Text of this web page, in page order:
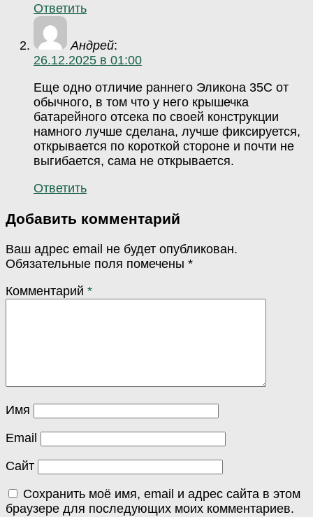
Ответить
Андрей:
26.12.2025 в 01:00
Еще одно отличие раннего Эликона 35С от
обычного, в том что у него крышечка
батарейного отсека по своей конструкции
намного лучше сделана, лучше фиксируется,
открывается по короткой стороне и почти не
выгибается, сама не открывается.
Ответить
Добавить комментарий
Ваш адрес email не будет опубликован.
Обязательные поля помечены *
Комментарий *
Имя
Email
Сайт
Сохранить моё имя, email и адрес сайта в этом
браузере для последующих моих комментариев.